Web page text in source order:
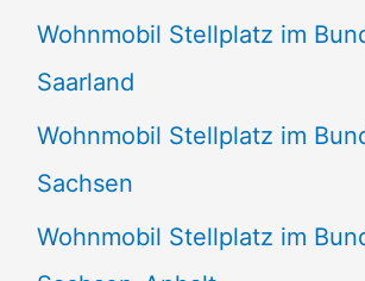
Wohnmobil Stellplatz im
Saarland
Wohnmobil Stellplatz im
Sachsen
Wohnmobil Stellplatz im